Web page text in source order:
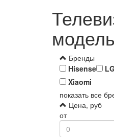
Бренды
Hisense
LG
Xiaomi
показать все
Цена, руб
от